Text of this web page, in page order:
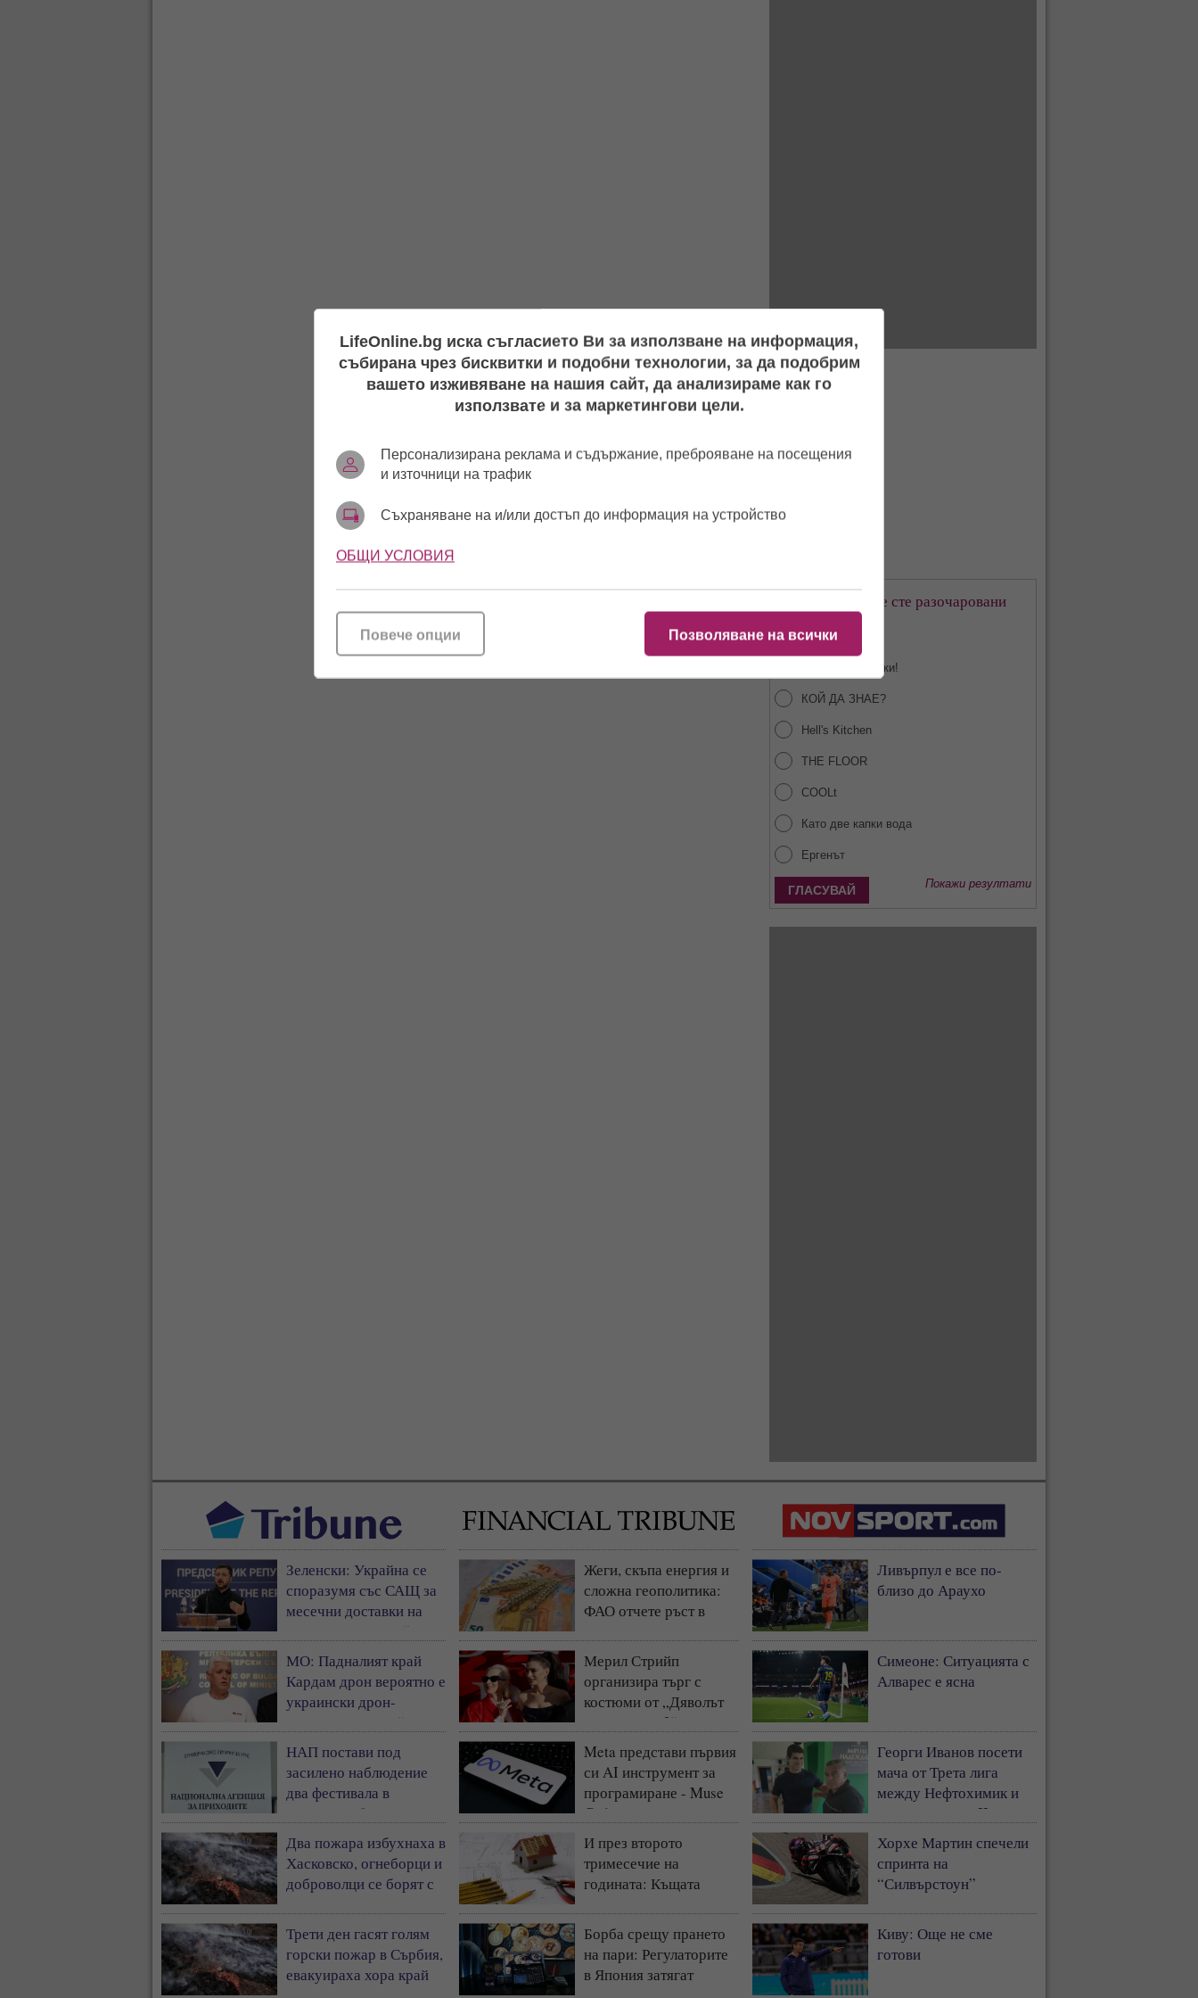
От кое предаване сте разочаровани
Харесвам всички!
КОЙ ДА ЗНАЕ?
Hell's Kitchen
THE FLOOR
COOLt
Като две капки вода
Ергенът
Покажи резултати
Зеленски: Украйна се
споразумя със САЩ за
месечни доставки на
ракети „Пейтриът“
МО: Падналият край
Кардам дрон вероятно е
украински дрон-
примамка „Майя“
НАП постави под
засилено наблюдение
два фестивала в
Бургаска област
Два пожара избухнаха в
Хасковско, огнеборци и
доброволци се борят с
Трети ден гасят голям
горски пожар в Сърбия,
евакуираха хора край
Жеги, скъпа енергия и
сложна геополитика:
ФАО отчете ръст в
храните
Мерил Стрийп
организира търг с
костюми от „Дяволът
носи Прада 2“
Meta представи първия
си AI инструмент за
програмиране - Muse
Code
И през второто
тримесечие на
годината: Къщата
най-предпочитаното
жилище у нас
Борба срещу прането
на пари: Регулаторите
в Япония затягат
Ливърпул е все по-
близо до Араухо
Симеоне: Ситуацията с
Алварес е ясна
Георги Иванов посети
мача от Трета лига
между Нефтохимик и
Ботев Пловдив II
Хорхе Мартин спечели
спринта на
“Силвърстоун”
Киву: Още не сме
готови
LifeOnline.bg иска съгласието Ви за използване на информация,
събирана чрез бисквитки и подобни технологии, за да подобрим
вашето изживяване на нашия сайт, да анализираме как го
използвате и за маркетингови цели.
Персонализирана реклама и съдържание, преброяване на посещения
и източници на трафик
Съхраняване на и/или достъп до информация на устройство
ОБЩИ УСЛОВИЯ
Позволяване на всички
Повече опции